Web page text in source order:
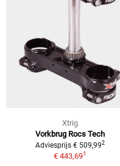
Xtrig
Vorkbrug Rocs Tech
Adviesprijs € 509,992
€ 443,691